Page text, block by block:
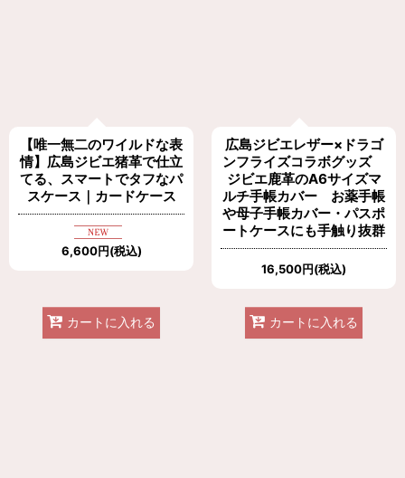
【唯一無二のワイルドな表
情】広島ジビエ猪革で仕立
てる、スマートでタフなパ
スケース｜カードケース
6,600円(税込)
カートに入れる
広島ジビエレザー×ドラゴ
ンフライズコラボグッズ
ジビエ鹿革のA6サイズマ
ルチ手帳カバー お薬手帳
や母子手帳カバー・パスポ
ートケースにも手触り抜群
16,500円(税込)
カートに入れる